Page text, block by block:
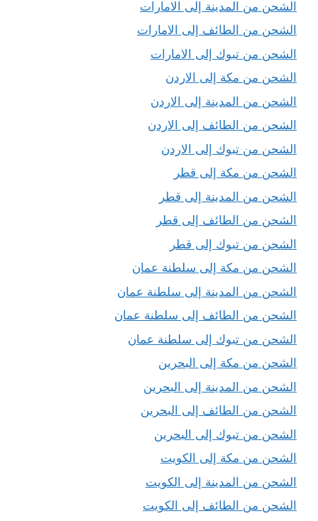
الشحن من المدينة إلى الامارات
الشحن من الطائف إلى الامارات
الشحن من تبوك إلى الامارات
الشحن من مكة إلى الاردن
الشحن من المدينة إلى الاردن
الشحن من الطائف إلى الاردن
الشحن من تبوك إلى الاردن
الشحن من مكة إلى قطر
الشحن من المدينة إلى قطر
الشحن من الطائف إلى قطر
الشحن من تبوك إلى قطر
الشحن من مكة إلى سلطنة عمان
الشحن من المدينة إلى سلطنة عمان
الشحن من الطائف إلى سلطنة عمان
الشحن من تبوك إلى سلطنة عمان
الشحن من مكة إلى البحرين
الشحن من المدينة إلى البحرين
الشحن من الطائف إلى البحرين
الشحن من تبوك إلى البحرين
الشحن من مكة إلى الكويت
الشحن من المدينة إلى الكويت
الشحن من الطائف إلى الكويت